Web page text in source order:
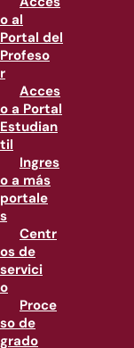
o al
Portal del
Profeso
r
Acces
o a Portal
Estudian
til
Ingres
o a más
portale
s
Centr
os de
servici
o
Proce
so de
grado